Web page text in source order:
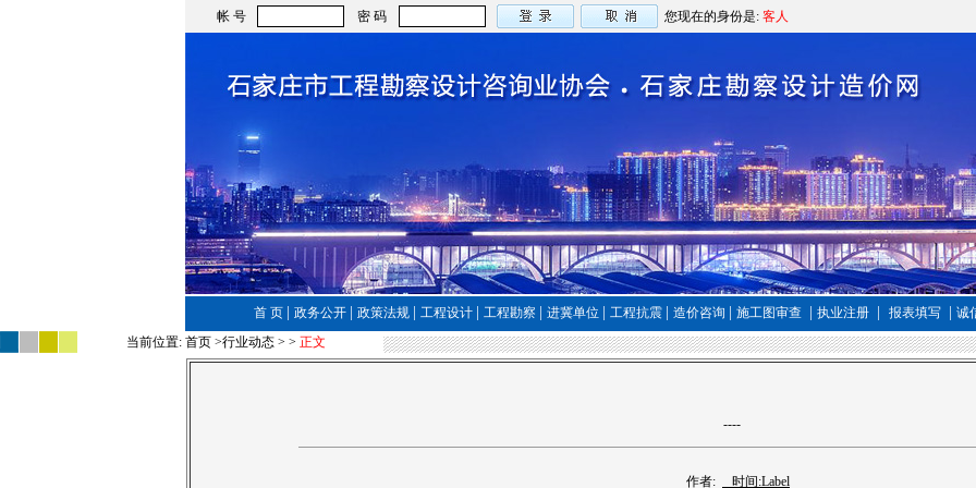
帐 号 密 码 您现在的身份是: 客人
首 页 政务公开 政策法规 工程设计 工程勘察 进冀单位 工程抗震 造价咨询 施工图审查 执业注册 报表填写
诚
当前位置: 首页 >行业动态 > > 正文
----
作者: 时间:Label